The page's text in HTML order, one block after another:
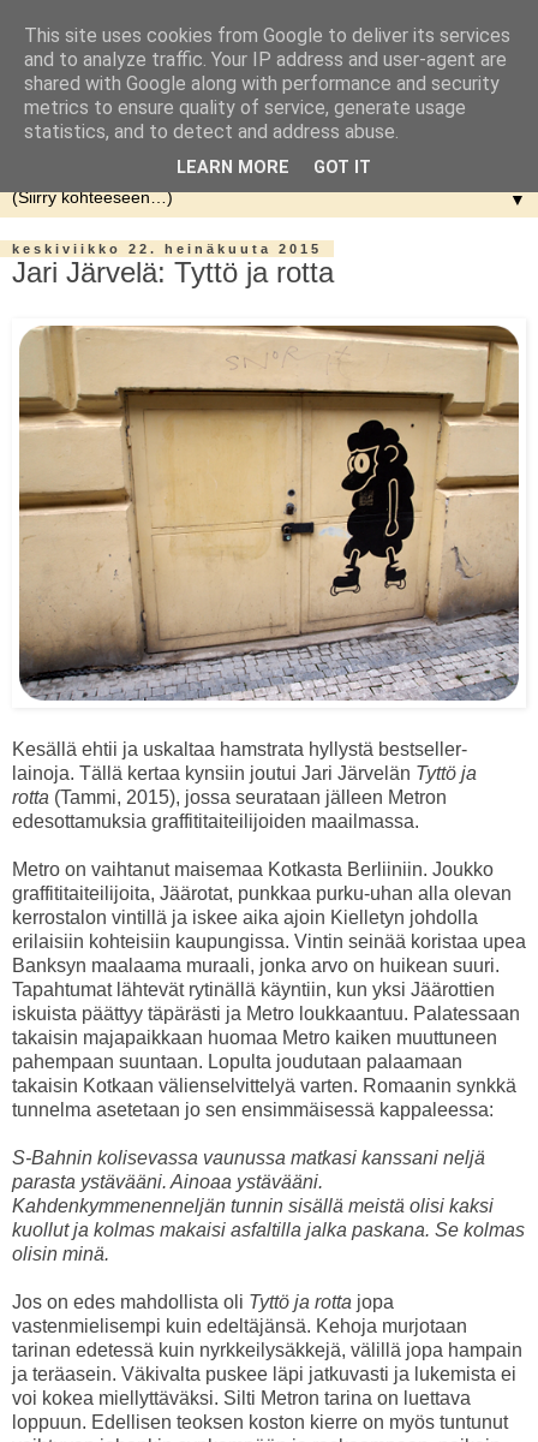
▼
keskiviikko 22. heinäkuuta 2015
Jari Järvelä: Tyttö ja rotta
Kesällä ehtii ja uskaltaa hamstrata hyllystä bestseller-
lainoja. Tällä kertaa kynsiin joutui Jari Järvelän Tyttö ja
rotta (Tammi, 2015), jossa seurataan jälleen Metron
edesottamuksia graffititaiteilijoiden maailmassa.
Metro on vaihtanut maisemaa Kotkasta Berliiniin. Joukko
graffititaiteilijoita, Jäärotat, punkkaa purku-uhan alla olevan
kerrostalon vintillä ja iskee aika ajoin Kielletyn johdolla
erilaisiin kohteisiin kaupungissa. Vintin seinää koristaa upea
Banksyn maalaama muraali, jonka arvo on huikean suuri.
Tapahtumat lähtevät rytinällä käyntiin, kun yksi Jäärottien
iskuista päättyy täpärästi ja Metro loukkaantuu. Palatessaan
takaisin majapaikkaan huomaa Metro kaiken muuttuneen
pahempaan suuntaan. Lopulta joudutaan palaamaan
takaisin Kotkaan välienselvittelyä varten. Romaanin synkkä
tunnelma asetetaan jo sen ensimmäisessä kappaleessa:
S-Bahnin kolisevassa vaunussa matkasi kanssani neljä
parasta ystävääni. Ainoaa ystävääni.
Kahdenkymmenenneljän tunnin sisällä meistä olisi kaksi
kuollut ja kolmas makaisi asfaltilla jalka paskana. Se kolmas
olisin minä.
Jos on edes mahdollista oli Tyttö ja rotta jopa
vastenmielisempi kuin edeltäjänsä. Kehoja murjotaan
tarinan edetessä kuin nyrkkeilysäkkejä, välillä jopa hampain
ja teräasein. Väkivalta puskee läpi jatkuvasti ja lukemista ei
voi kokea miellyttäväksi. Silti Metron tarina on luettava
loppuun. Edellisen teoksen koston kierre on myös tuntunut
This site uses cookies from Google to deliver its services
and to analyze traffic. Your IP address and user-agent are
shared with Google along with performance and security
metrics to ensure quality of service, generate usage
statistics, and to detect and address abuse.
LEARN MORE GOT IT